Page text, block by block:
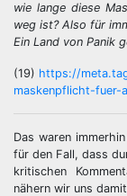
wie lange diese
weg ist? Also für
Ein Land von Panik
(19) https://
maskenpflicht-fuer-
Das waren
für den Fall, dass
kritischen
nähern wir uns